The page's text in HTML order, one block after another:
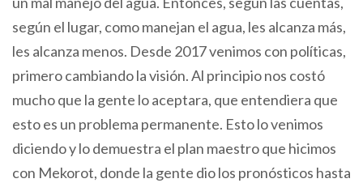
según el lugar, como manejan el agua, les alcanza más,
les alcanza menos. Desde 2017 venimos con políticas,
primero cambiando la visión. Al principio nos costó
mucho que la gente lo aceptara, que entendiera que
esto es un problema permanente. Esto lo venimos
diciendo y lo demuestra el plan maestro que hicimos
con Mekorot, donde la gente dio los pronósticos hasta